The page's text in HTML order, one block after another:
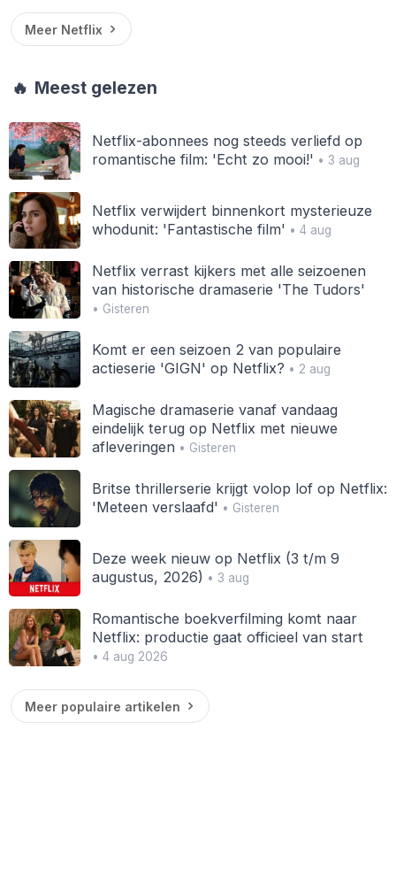
Meer Netflix
🔥 Meest gelezen
Netflix-abonnees nog steeds verliefd op
romantische film: 'Echt zo mooi!' • 3 aug
Netflix verwijdert binnenkort mysterieuze
whodunit: 'Fantastische film' • 4 aug
Netflix verrast kijkers met alle seizoenen
van historische dramaserie 'The Tudors'
• Gisteren
Komt er een seizoen 2 van populaire
actieserie 'GIGN' op Netflix? • 2 aug
Magische dramaserie vanaf vandaag
eindelijk terug op Netflix met nieuwe
afleveringen• Gisteren
Britse thrillerserie krijgt volop lof op Netflix:
'Meteen verslaafd' • Gisteren
Deze week nieuw op Netflix (3 t/m 9
augustus, 2026) • 3 aug
Romantische boekverfilming komt naar
Netflix: productie gaat officieel van start
• 4 aug 2026
Meer populaire artikelen